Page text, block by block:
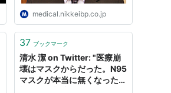
medical.nikkeibp.co.jp
37 ブックマーク
清水 潔 on Twitter: "医療崩
壊はマスクからだった。N95
マスクが本当に無くなった模